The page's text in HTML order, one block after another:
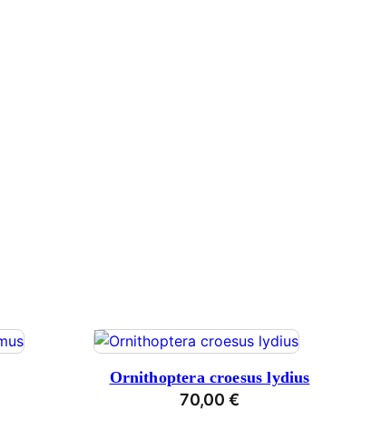
Ornithoptera croesus lydius
70,00 €